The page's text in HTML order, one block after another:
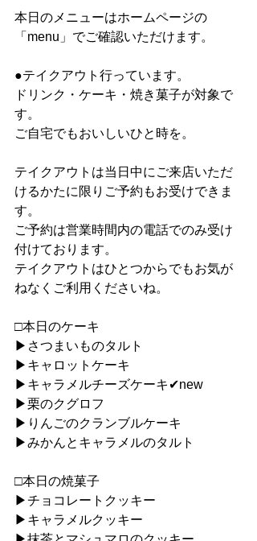
本日のメニューはホームページの
「menu」でご確認いただけます。
●テイクアウト行っています。
ドリンク・ケーキ・焼き菓子が対象で
す。
ご自宅でもおいしいひと時を。
テイクアウトは当日中にご来店いただ
けるかたに限りご予約もお受けできま
す。
ご予約は営業時間内の電話でのみ受け
付けております。
テイクアウトはひとつからでもお気が
ねなくご利用くださいね。
□本日のケーキ
▶︎さつまいものタルト
▶︎キャロットケーキ
▶︎キャラメルチーズケーキ✔︎new
▶︎栗のクグロフ
▶︎りんごのクランブルケーキ
▶︎みかんとキャラメルのタルト
□本日の焼菓子
▶︎チョコレートクッキー
▶︎キャラメルクッキー